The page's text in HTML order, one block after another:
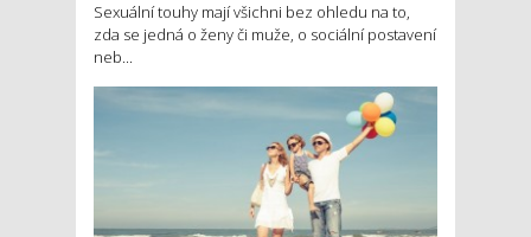
Sexuální touhy mají všichni bez ohledu na to,
zda se jedná o ženy či muže, o sociální postavení
neb...